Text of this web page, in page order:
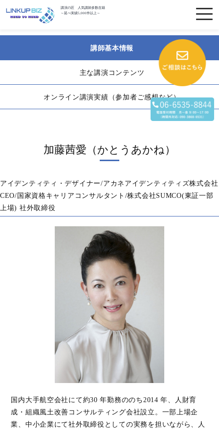
講演の匠 人気講師多数在籍
～延べ実績5,000件以上～
講師基本情報
主な講演コンテンツ
オンライン講演実績（参加者ご感想など）
加藤茜愛（かとうあかね）
アイデンティティ・デザイナー/アカネアイデンティティズ株式会社
CEO/国家資格キャリアコンサルタント/株式会社SUMCO(東証一部
上場) 社外取締役
国内⼤⼿航空会社にて約30 年勤務ののち2014 年、⼈財育
成・組織⾵⼟改善コンサルティング会社設⽴。一部上場企
業、中小企業にて社外取締役としての実務を担いながら、人